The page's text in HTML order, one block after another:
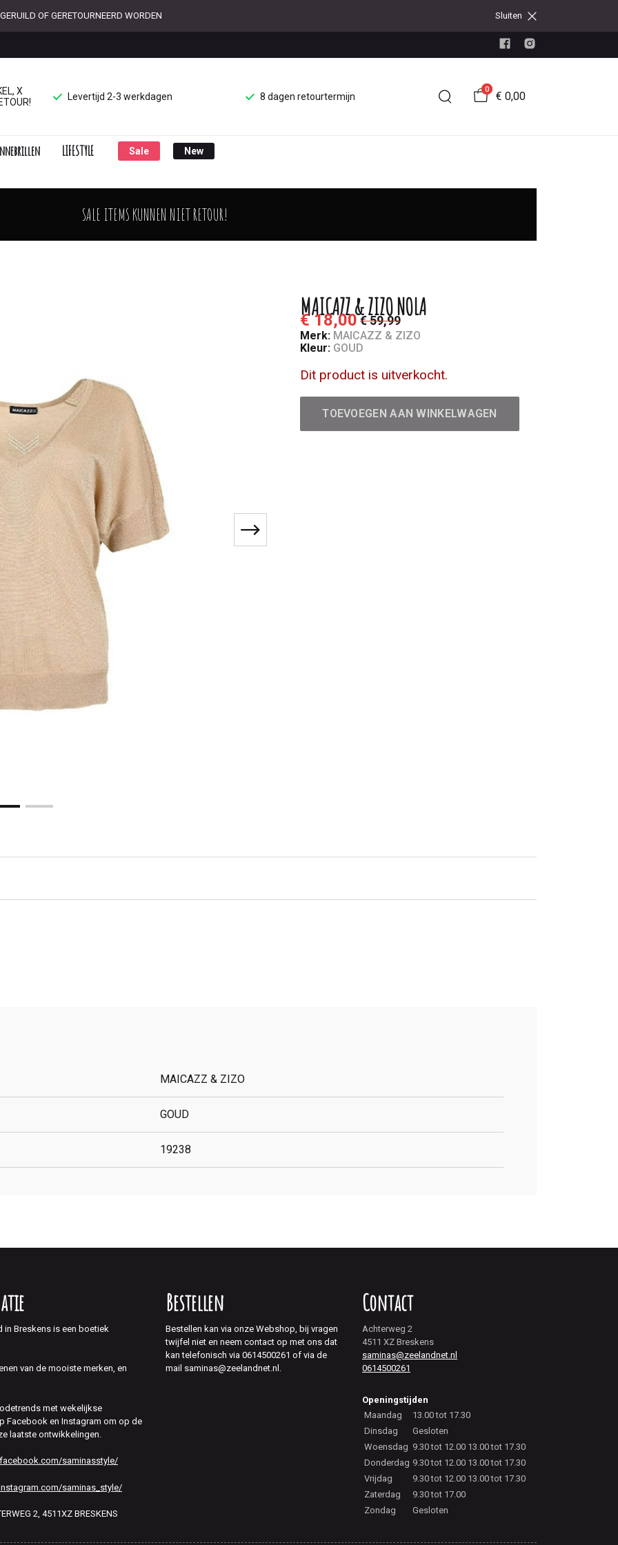
OF GERETOURNEERD WORDEN Sluiten
X
Levertijd 2-3 werkdagen 8 dagen retourtermijn
0
€ 0,00
LIFESTYLE Sale New
SALE ITEMS KUNNEN NIET RETOUR!
MAICAZZ & ZIZO NOLA
€ 18,00€ 59,99
Merk: MAICAZZ & ZIZO
Kleur: GOUD
Dit product is uitverkocht.
TOEVOEGEN AAN WINKELWAGEN
MAICAZZ & ZIZO
GOUD
19238
in Breskens is een boetiek
van de mooiste merken, en
met wekelijkse
Facebook en Instagram om op de
laatste ontwikkelingen.
saminasstyle/
saminas_style/
2, 4511XZ BRESKENS
Bestellen
Bestellen kan via onze Webshop, bij vragen
twijfel niet en neem contact op met ons dat
kan telefonisch via 0614500261 of via de
mail saminas@zeelandnet.nl.
Contact
Achterweg 2
4511 XZ Breskens
saminas@zeelandnet.nl
0614500261
Openingstijden
Maandag
13.00 tot 17.30
Dinsdag
Gesloten
Woensdag 9.30 tot 12.00 13.00 tot 17.30
Donderdag 9.30 tot 12.00 13.00 tot 17.30
Vrijdag
9.30 tot 12.00 13.00 tot 17.30
Zaterdag
9.30 tot 17.00
Zondag
Gesloten